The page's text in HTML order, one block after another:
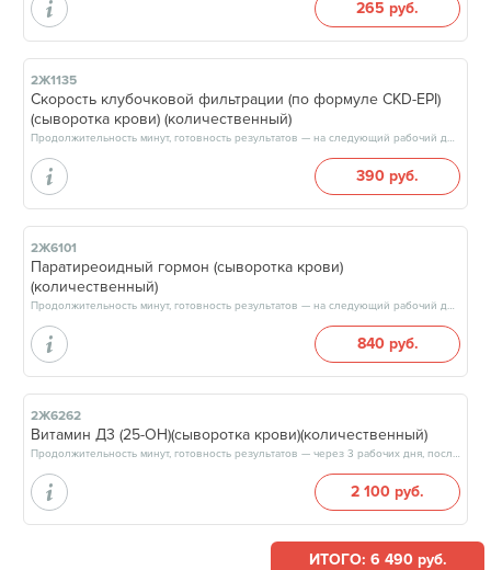
265 руб.
2Ж1135
Скорость клубочковой фильтрации (по формуле CKD-EPI)
(сыворотка крови) (количественный)
Продолжительность минут, готовность результатов — на следующий рабочий день
390 руб.
2Ж6101
Паратиреоидный гормон (сыворотка крови)
(количественный)
Продолжительность минут, готовность результатов — на следующий рабочий день, после 17:00
840 руб.
2Ж6262
Витамин Д3 (25-ОН)(сыворотка крови)(количественный)
Продолжительность минут, готовность результатов — через 3 рабочих дня, после 17:00
2 100 руб.
ИТОГО: 6 490 руб.